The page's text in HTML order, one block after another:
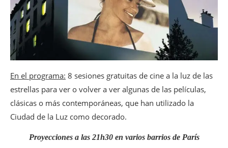
En el programa: 8 sesiones gratuitas de cine a la luz de las
estrellas para ver o volver a ver algunas de las películas,
clásicas o más contemporáneas, que han utilizado la
Ciudad de la Luz como decorado.
Proyecciones a las 21h30 en varios barrios de París